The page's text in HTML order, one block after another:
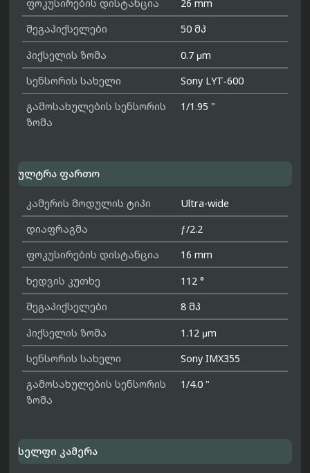
ფოკუსირების დისტანცია
26 mm
მეგაპიქსელები
50 მპ
პიქსელის ზომა
0.7 μm
სენსორის სახელი
Sony LYT‑600
გამოსახულების სენსორის
ზომა
1/1.95 "
ულტრა ფართო
კამერის მოდულის ტიპი
Ultra-wide
დიაფრაგმა
ƒ/2.2
ფოკუსირების დისტანცია
16 mm
ხედვის კუთხე
112 °
მეგაპიქსელები
8 მპ
პიქსელის ზომა
1.12 μm
სენსორის სახელი
Sony IMX355
გამოსახულების სენსორის
ზომა
1/4.0 "
სელფი კამერა